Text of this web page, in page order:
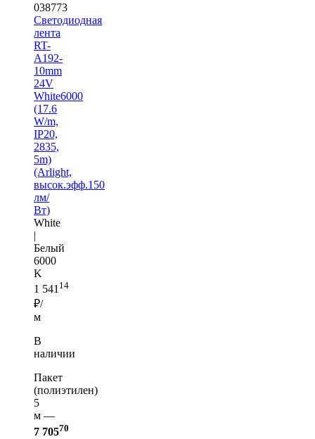
038773
Светодиодная
лента
RT-
A192-
10mm
24V
White6000
(17.6
W/m,
IP20,
2835,
5m)
(Arlight,
высок.эфф.150
лм/
Вт)
White
|
Белый
6000
K
1 541 14
₽/
м
В
наличии
Пакет
(полиэтилен)
5
м —
7 70570